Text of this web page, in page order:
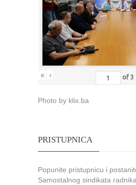
« ‹ of 3
Photo by klix.ba
PRISTUPNICA
Popunite pristupnicu i
Samostalnog sindikata